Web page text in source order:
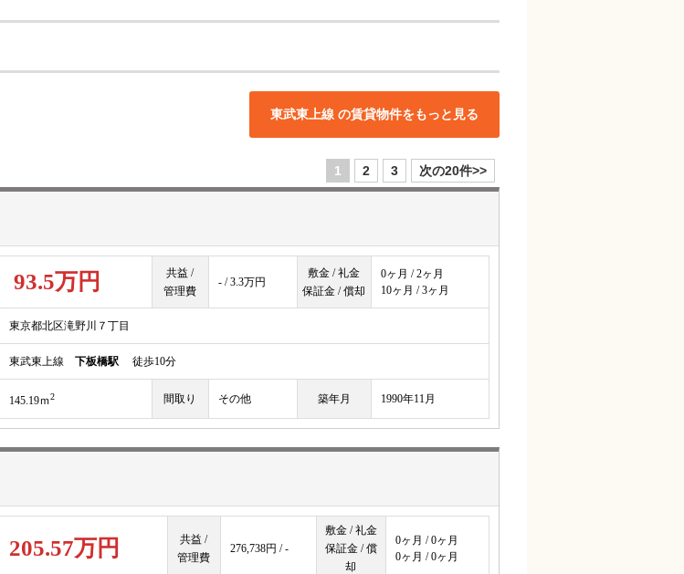
東武東上線 の賃貸物件をもっと見る
1 2 3 次の20件>>
93.5万円
共益 /
管理費
- / 3.3万円
敷金 / 礼金
保証金 / 償却
0ヶ月 / 2ヶ月
10ヶ月 / 3ヶ月
東京都北区滝野川７丁目
東武東上線 下板橋駅徒歩10分
145.19ｍ2 間取り その他 築年月 1990年11月
205.57万円
共益 /
管理費
276,738円 / -
敷金 / 礼金
保証金 / 償
却
0ヶ月 / 0ヶ月
0ヶ月 / 0ヶ月